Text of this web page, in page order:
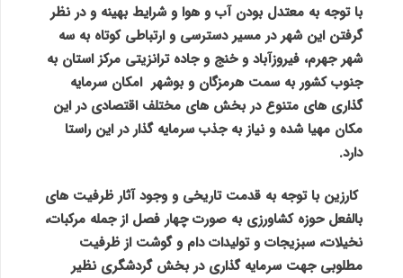
با توجه به معتدل بودن آب و هوا و شرایط بهینه و در نظر
گرفتن این شهر در مسیر دسترسی و ارتباطی کوتاه به سه
شهر جهرم، فیروزآباد و خنج و جاده ترانزیتی مرکز استان به
جنوب کشور به سمت هرمزگان و بوشهر امکان سرمایه
گذاری های متنوع در بخش های مختلف اقتصادی در این
مکان مهیا شده و نیاز به جذب سرمایه گذار در این راستا
دارد.
کارزین با توجه به قدمت تاریخی و وجود آثار ظرفیت های
بالفعل حوزه کشاورزی به صورت چهار فصل از جمله مرکبات،
نخیلات، سبزیجات و تولیدات دام و گوشت از ظرفیت
مطلوبی جهت سرمایه گذاری در بخش گردشگری نظیر